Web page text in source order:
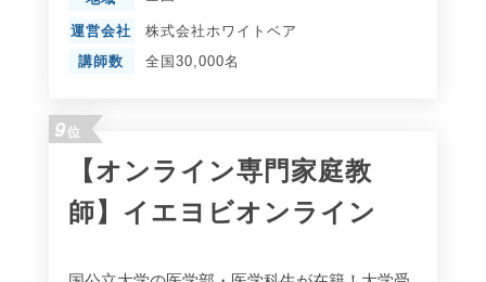
運営会社
株式会社ホワイトベア
講師数
全国30,000名
9位
【オンライン専門家庭教
師】イエヨビオンライン